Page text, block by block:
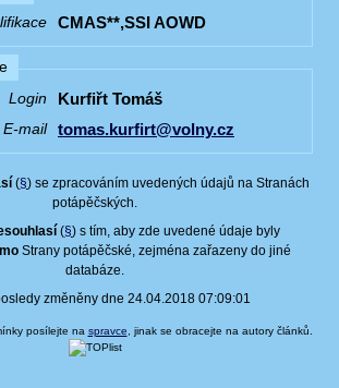
CMAS**,SSI AOWD
Login
Kurfiřt Tomáš
E-mail tomas.kurfirt@volny.cz
(§) se zpracováním uvedených údajů na Stranách
potápěčských.
(§) s tím, aby zde uvedené údaje byly
Strany potápěčské, zejména zařazeny do jiné
databáze.
změněny dne 24.04.2018 07:09:01
posílejte na spravce , jinak se obracejte na autory článků.